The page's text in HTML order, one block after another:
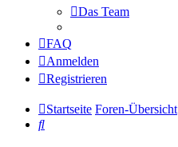
Das Team
FAQ
Anmelden
Registrieren
Startseite Foren-Übersicht
Suche